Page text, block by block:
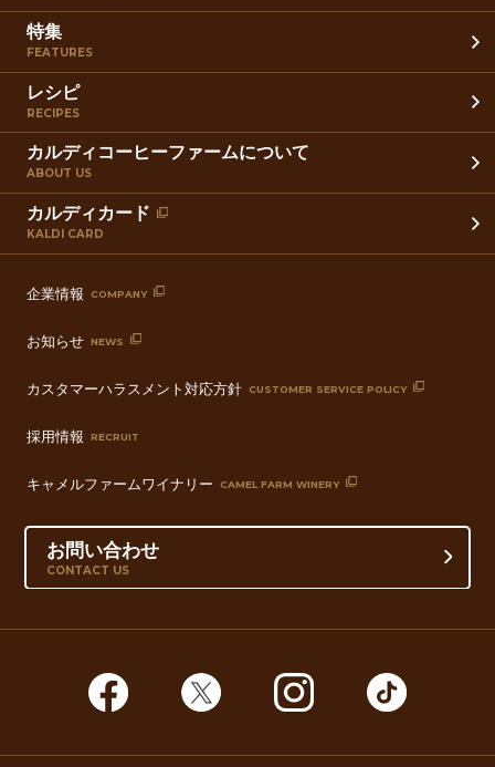
特集
FEATURES
レシピ
RECIPES
カルディコーヒーファームについて
ABOUT US
カルディカード
KALDI CARD
企業情報 COMPANY
お知らせ NEWS
カスタマーハラスメント対応方針 CUSTOMER SERVICE POLICY
採用情報 RECRUIT
キャメルファームワイナリー CAMEL FARM WINERY
お問い合わせ
CONTACT US